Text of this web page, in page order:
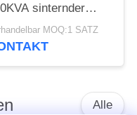
sinternder
MOQ:1 SATZ
Alle